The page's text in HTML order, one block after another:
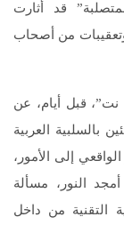
قد أثارت
من أصحاب
قبل أيام، عن
بالسلبية العربية
إلى الأمور،
النور، مسألة
التقنية من داخل